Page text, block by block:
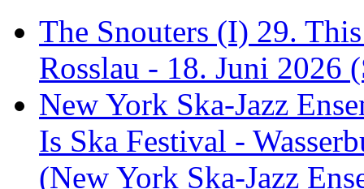
The Snouters (I) 29.
Rosslau - 18. Juni 2026
New York Ska-Jazz
Is Ska Festival -
(New York Ska-Jazz